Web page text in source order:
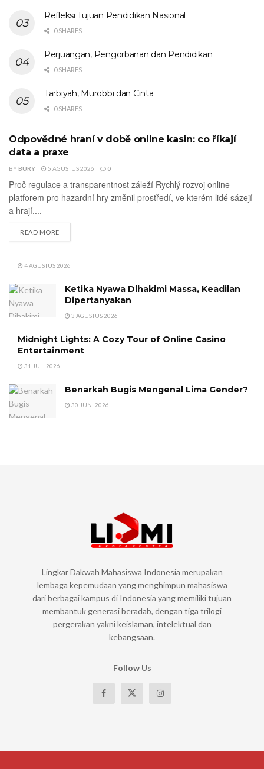
Refleksi Tujuan Pendidikan Nasional
0 SHARES
Perjuangan, Pengorbanan dan Pendidikan
0 SHARES
Tarbiyah, Murobbi dan Cinta
0 SHARES
UNCATEGORIZED
Odpovědné hraní v době online kasin: co říkají
data a praxe
BY BURY 5 AGUSTUS 2026 0
Proč regulace a transparentnost záleží Rychlý rozvoj online
platforem pro hazardní hry změnil prostředí, ve kterém lidé sázejí
a hrají....
READ MOREDETAILS
4 AGUSTUS 2026
Ketika Nyawa Dihakimi Massa, Keadilan
Dipertanyakan
3 AGUSTUS 2026
Midnight Lights: A Cozy Tour of Online Casino
Entertainment
31 JULI 2026
Benarkah Bugis Mengenal Lima Gender?
30 JUNI 2026
Lingkar Dakwah Mahasiswa Indonesia merupakan
lembaga kepemudaan yang menghimpun mahasiswa
dari berbagai kampus di Indonesia yang memiliki tujuan
membantuk generasi beradab, dengan tiga trilogi
pergerakan yakni keislaman, intelektual dan
kebangsaan.
Follow Us